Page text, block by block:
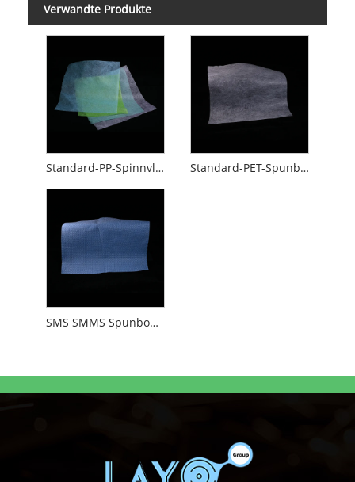
Verwandte Produkte
Standard-PP-Spinnvlies Standard-PET-Spunbond-Vliesstoff
SMS SMMS Spunbond-Meltblown-Spunbond Nonwoven